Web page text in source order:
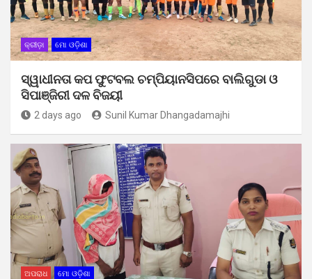
କ୍ରୀଡ଼ା ମୋ ଓଡ଼ିଶା
ସ୍ୱାଧୀନତା କପ ଫୁଟବଲ ଚମ୍ପିୟାନସିପରେ ବାଲିଗୁଡା ଓ
ସିପାଞ୍ଜିରୀ ଦଳ ବିଜୟୀ
2 days ago Sunil Kumar Dhangadamajhi
ଅପରାଧ ମୋ ଓଡ଼ିଶା